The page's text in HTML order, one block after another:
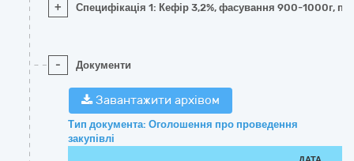
+ Специфікація 1: Кефір 3,2%, фасування 900-1000г,
- Документи
Завантажити архівом
Тип документа: Оголошення про проведення
закупівлі